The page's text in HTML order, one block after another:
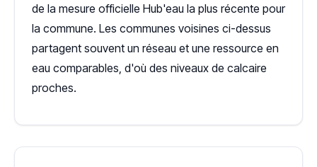
de la mesure officielle Hub'eau la plus récente pour
la commune. Les communes voisines ci-dessus
partagent souvent un réseau et une ressource en
eau comparables, d'où des niveaux de calcaire
proches.